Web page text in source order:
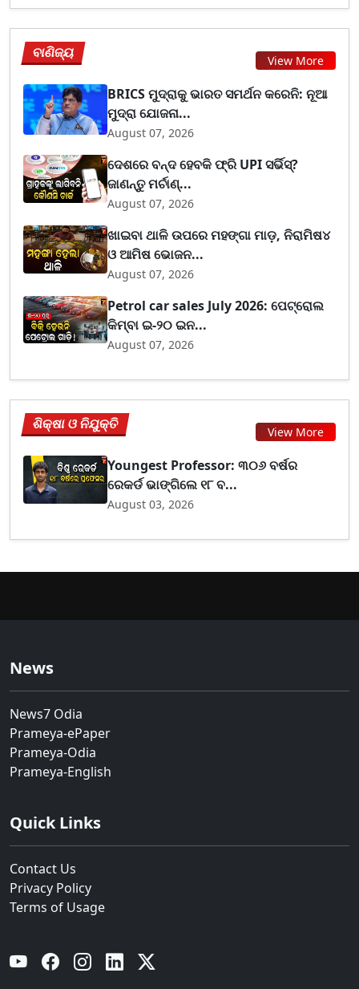
ବାଣିଜ୍ୟ View More
BRICS ମୁଦ୍ରାକୁ ଭାରତ ସମର୍ଥନ କରେନି: ନୂଆ
ମୁଦ୍ରା ଯୋଜନା...
August 07, 2026
ଦେଶରେ ବନ୍ଦ ହେବକି ଫ୍ରି UPI ସର୍ଭିସ୍?
ଜାଣନ୍ତୁ ମର୍ଚାଣ୍...
August 07, 2026
ଖାଇବା ଥାଳି ଉପରେ ମହଙ୍ଗା ମାଡ଼, ନିରାମିଷ୪
ଓ ଆମିଷ ଭୋଜନ...
August 07, 2026
Petrol car sales July 2026: ପେଟ୍ରୋଲ
କିମ୍ବା ଇ-୨୦ ଇନ...
August 07, 2026
ଶିକ୍ଷା ଓ ନିଯୁକ୍ତି View More
Youngest Professor: ୩୦୬ ବର୍ଷର
ରେକର୍ଡ ଭାଙ୍ଗିଲେ ୧୮ ବ...
August 03, 2026
News
News7 Odia
Prameya-ePaper
Prameya-Odia
Prameya-English
Quick Links
Contact Us
Privacy Policy
Terms of Usage
YouTube Facebook Instagram Linkedin